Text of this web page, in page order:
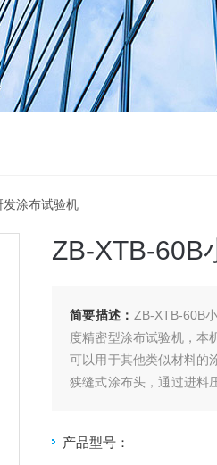
涂布试验机
ZB-XTB-60B
简要描述： ZB-XTB-60B
度精密型涂布试验机，本
可以用于其他类似材料的
狭缝式涂布头，通过进料
产品型号：